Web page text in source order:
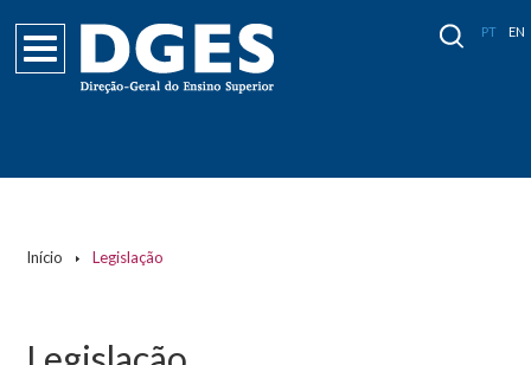
PT EN
Início Legislação
Páginas